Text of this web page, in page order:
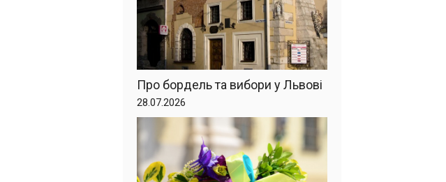
Про бордель та вибори у Львові
28.07.2026